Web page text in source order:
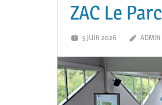
ZAC Le Parc
5 JUIN 2026 ADMIN